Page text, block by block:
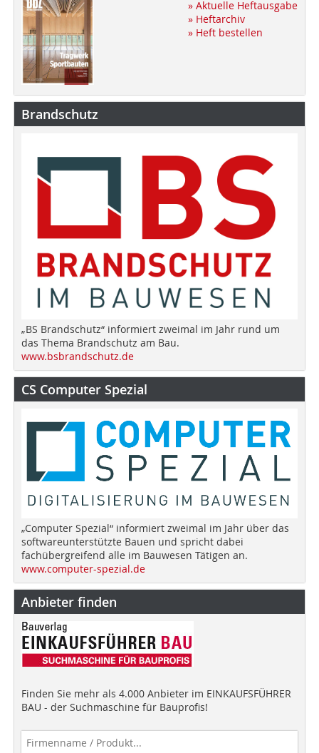
» Aktuelle Heftausgabe
» Heftarchiv
» Heft bestellen
Brandschutz
„BS Brandschutz“ informiert zweimal im Jahr rund um
das Thema Brandschutz am Bau.
www.bsbrandschutz.de
CS Computer Spezial
„Computer Spezial“ informiert zweimal im Jahr über das
softwareunterstützte Bauen und spricht dabei
fachübergreifend alle im Bauwesen Tätigen an.
www.computer-spezial.de
Anbieter finden
Finden Sie mehr als 4.000 Anbieter im EINKAUFSFÜHRER
BAU - der Suchmaschine für Bauprofis!